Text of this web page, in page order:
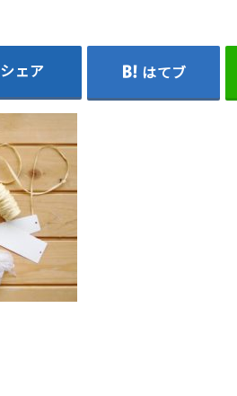
シェア はてブ